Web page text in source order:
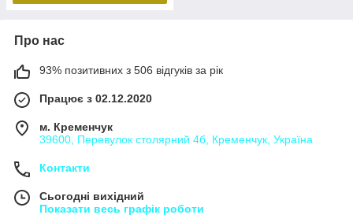
Про нас
93% позитивних з 506 відгуків за рік
Працює з 02.12.2020
м. Кременчук
39600, Перевулок столярний 4б, Кременчук, Україна
Контакти
Сьогодні вихідний
Показати весь графік роботи